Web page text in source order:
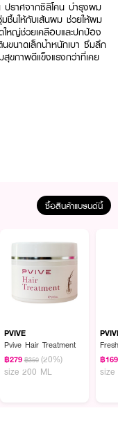
ปราศจากซิลิโคน บำรุงผม
ชื้นให้กับเส้นผม ช่วยให้ผม
หญ่ช่วยเคลือบและปกป้อง
นขนาดเล็กน้ำหนักเบา ซึมลึก
ขภาพดีแข็งแรงกว่าที่เคย
ซื้อสินค้าแบรนด์นี้
PVIVE
Pvive Hair Treatment
฿279 ฿350 (20%)
size 200 ML
฿169
size